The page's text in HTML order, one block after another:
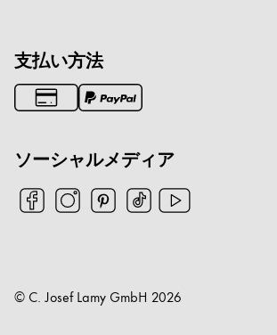
支払い方法
ソーシャルメディア
© C. Josef Lamy GmbH 2026